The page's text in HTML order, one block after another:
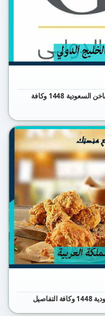
رقم خدمه عملاء فروع بنك الخليج الدولي الخط الساخن السعودية 1448 وكافة